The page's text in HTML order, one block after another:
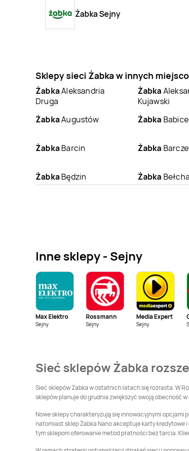
Żabka Sejny
Sklepy sieci Żabka w innych
ŻabkaAleksandria
Druga
Żabka
Kujawski
ŻabkaAugustów Żabka
ŻabkaBarcin Żabka
ŻabkaBędzin Żabka
ŻabkaBielawa Żabka
ŻabkaBiłgoraj Żabka
ŻabkaBłażowa ŻabkaBłonie
Borzęcin Duży
ŻabkaBrzezia Łąka Żabka
Inne sklepy - Sejny
Max Elektro
Sejny
Rossmann
Sejny
Media Expert
Sejny
Sieć sklepów Żabka
Sieć sklepów Żabka w ostatnich latach się rozrasta. W
sklepów planuje do grudnia zwiększyć swoją obecność
Nowe sklepy charakteryzują się innowacyjnymi opcjami
natomiast sklep Żabka Nano akceptuje karty kredytowe
tym sklepom oferowanie metod płatności bez tarcia.